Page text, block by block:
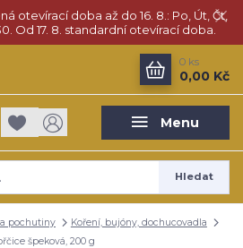
otevírací doba až do 16. 8.: Po, Út, Čt,
Od 17. 8. standardní otevírací doba.
Menu
Hledat
0 ks
0,00 Kč
pochutiny
Koření, bujóny, dochucovadla
špeková, 200 g